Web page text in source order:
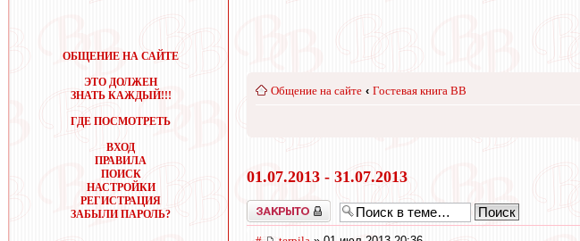
ОБЩЕНИЕ НА САЙТЕ
ЭТО ДОЛЖЕН
ЗНАТЬ КАЖДЫЙ!!!
ГДЕ ПОСМОТРЕТЬ
ВХОД
ПРАВИЛА
ПОИСК
НАСТРОЙКИ
РЕГИСТРАЦИЯ
ЗАБЫЛИ ПАРОЛЬ?
Общение на сайте ‹ Гостевая книга ВВ
01.07.2013 - 31.07.2013
Закрыто